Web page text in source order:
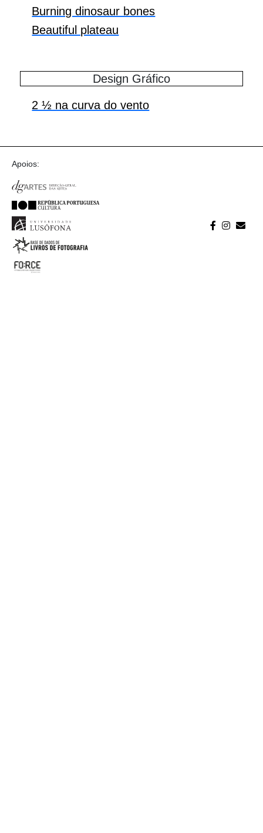
Burning dinosaur bones
Beautiful plateau
Design Gráfico
2 ½ na curva do vento
Apoios: